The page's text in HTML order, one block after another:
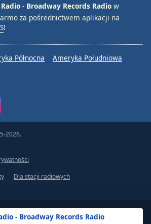
- Broadway Records Radio
- Broadway Records Radio w
za pośrednictwem aplikacji na
!
Północna
Ameryka Południowa
2026.
Dla stacji radiowych